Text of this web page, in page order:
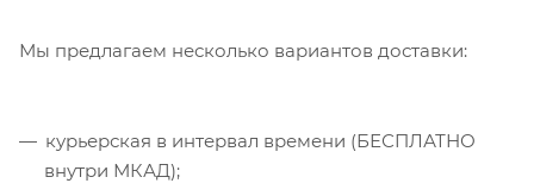
Мы предлагаем несколько вариантов доставки:
курьерская в интервал времени (БЕСПЛАТНО
внутри МКАД);